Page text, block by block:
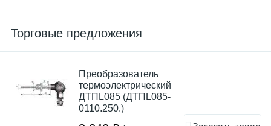
Торговые предложения
Преобразователь
термоэлектрический
ДТПL085 (ДТПL085-
0110.250.)